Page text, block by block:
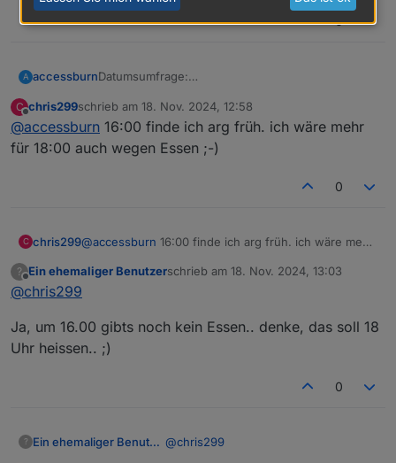
0
A accessburnDatumsumfrage:
Ph
Reservierung kann ich halt erst nach einem
Ergebnis erfragen.
C chris299schrieb am 18. Nov. 2024, 12:58
zuletzt editiert von
@accessburn 16:00 finde ich arg früh. ich wäre mehr
für 18:00 auch wegen Essen ;-)
0
C chris299@accessburn 16:00 finde ich arg früh. ich wäre mehr
?
Offline
Ein ehemaliger Benutzerschrieb am 18. Nov. 2024, 13:03
zuletzt editiert von
@chris299
Ja, um 16.00 gibts noch kein Essen.. denke, das soll 18
Uhr heissen.. ;)
0
? Ein ehemaliger Benutzer @chris299